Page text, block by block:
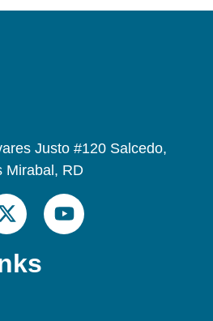
Justo #120 Salcedo,
Mirabal, RD